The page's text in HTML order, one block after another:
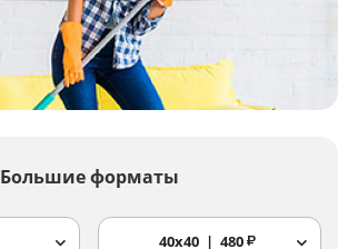
Большие форматы
40x40 480₽